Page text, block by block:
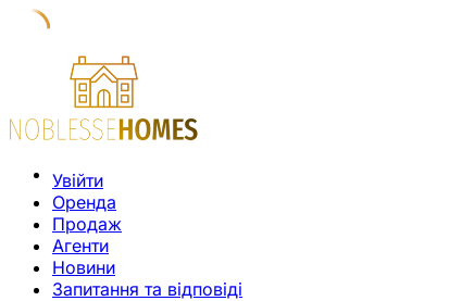
Увійти
Оренда
Продаж
Агенти
Новини
Запитання та відповіді